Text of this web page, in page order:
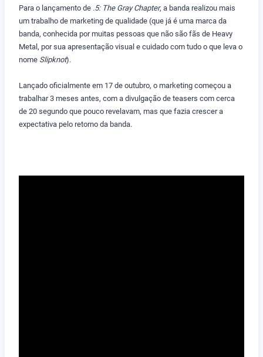
Para o lançamento de .5: The Gray Chapter, a banda realizou mais
um trabalho de marketing de qualidade (que já é uma marca da
banda, conhecida por muitas pessoas que não são fãs de Heavy
Metal, por sua apresentação visual e cuidado com tudo o que leva o
nome Slipknot).
Lançado oficialmente em 17 de outubro, o marketing começou a
trabalhar 3 meses antes, com a divulgação de teasers com cerca
de 20 segundo que pouco revelavam, mas que fazia crescer a
expectativa pelo retorno da banda.